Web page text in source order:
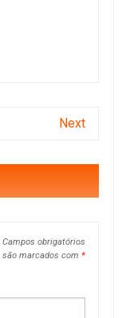
Next
Campos obrigatórios
são marcados com *